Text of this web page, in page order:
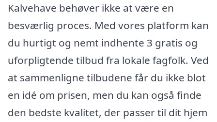
Kalvehave behøver ikke at være en
besværlig proces. Med vores platform kan
du hurtigt og nemt indhente 3 gratis og
uforpligtende tilbud fra lokale fagfolk. Ved
at sammenligne tilbudene får du ikke blot
en idé om prisen, men du kan også finde
den bedste kvalitet, der passer til dit hjem